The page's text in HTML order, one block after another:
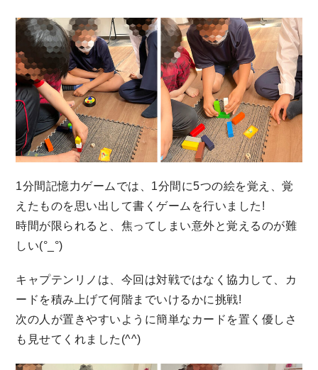
1分間記憶力ゲームでは、1分間に5つの絵を覚え、覚
えたものを思い出して書くゲームを行いました!
時間が限られると、焦ってしまい意外と覚えるのが難
しい(°_°)
キャプテンリノは、今回は対戦ではなく協力して、カ
ードを積み上げて何階までいけるかに挑戦!
次の人が置きやすいように簡単なカードを置く優しさ
も見せてくれました(^^)